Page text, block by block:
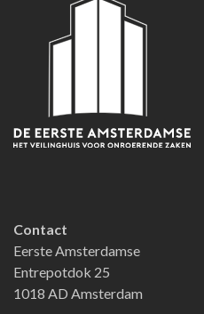
Contact
Eerste Amsterdamse
Entrepotdok 25
1018 AD Amsterdam